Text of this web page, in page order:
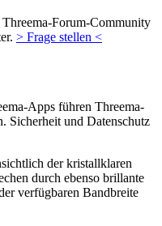
Forum-Community
> Frage stellen <
Apps führen Threema-
Sicherheit und Datenschutz
der kristallklaren
durch ebenso brillante
verfügbaren Bandbreite